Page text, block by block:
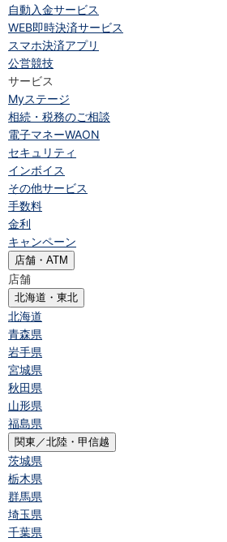
自動入金サービス
WEB即時決済サービス
スマホ決済アプリ
公営競技
サービス
Myステージ
相続・税務のご相談
電子マネーWAON
セキュリティ
インボイス
その他サービス
手数料
金利
キャンペーン
店舗・ATM
店舗
北海道・東北
北海道
青森県
岩手県
宮城県
秋田県
山形県
福島県
関東／北陸・甲信越
茨城県
栃木県
群馬県
埼玉県
千葉県